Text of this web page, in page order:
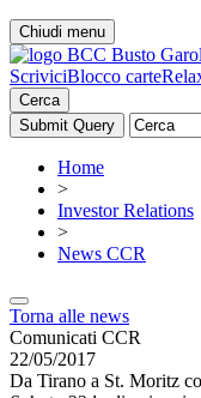
Chiudi menu
ScriviciBlocco carte
Cerca
Home
>
Investor Relations
>
News CCR
Torna alle news
Comunicati CCR
22/05/2017
Da Tirano a St. Moritz